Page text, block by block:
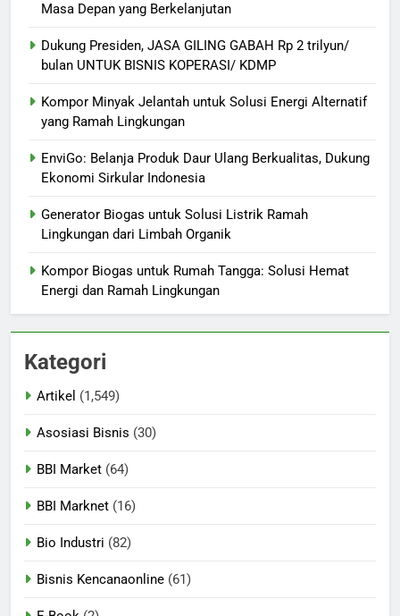
Masa Depan yang Berkelanjutan
Dukung Presiden, JASA GILING GABAH Rp 2 trilyun/
bulan UNTUK BISNIS KOPERASI/ KDMP
Kompor Minyak Jelantah untuk Solusi Energi Alternatif
yang Ramah Lingkungan
EnviGo: Belanja Produk Daur Ulang Berkualitas, Dukung
Ekonomi Sirkular Indonesia
Generator Biogas untuk Solusi Listrik Ramah
Lingkungan dari Limbah Organik
Kompor Biogas untuk Rumah Tangga: Solusi Hemat
Energi dan Ramah Lingkungan
Kategori
Artikel (1,549)
Asosiasi Bisnis (30)
BBI Market (64)
BBI Marknet (16)
Bio Industri (82)
Bisnis Kencanaonline (61)